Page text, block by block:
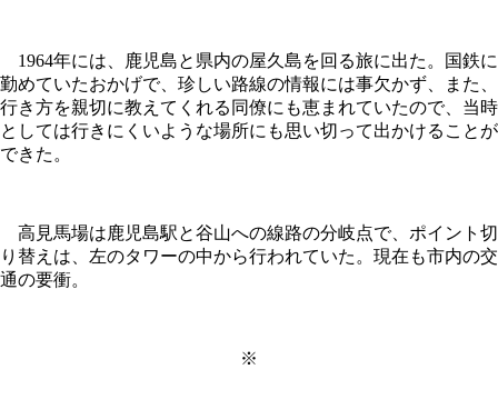
1964年には、鹿児島と県内の屋久島を回る旅に出た。国鉄に
勤めていたおかげで、珍しい路線の情報には事欠かず、また、
行き方を親切に教えてくれる同僚にも恵まれていたので、当時
としては行きにくいような場所にも思い切って出かけることが
できた。
高見馬場は鹿児島駅と谷山への線路の分岐点で、ポイント切
り替えは、左のタワーの中から行われていた。現在も市内の交
通の要衝。
※